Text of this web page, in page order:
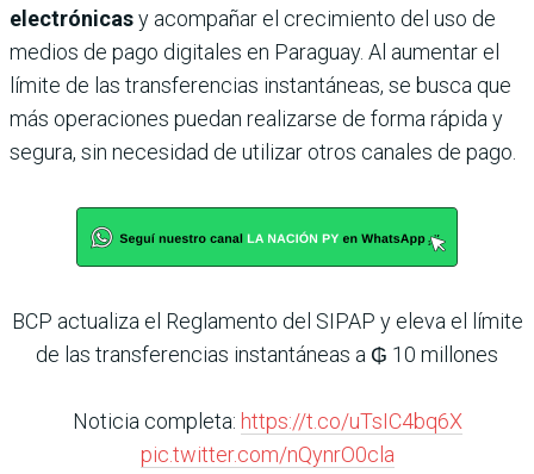
electrónicasy acompañar el crecimiento del uso de
medios de pago digitales en Paraguay. Al aumentar el
límite de las transferencias instantáneas, se busca que
más operaciones puedan realizarse de forma rápida y
segura, sin necesidad de utilizar otros canales de pago.
BCP actualiza el Reglamento del SIPAP y eleva el límite
de las transferencias instantáneas a ₲ 10 millones
Noticia completa: https://t.co/uTsIC4bq6X
pic.twitter.com/nQynrO0cla